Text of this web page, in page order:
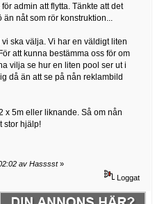
admin att flytta. Tänkte att det
nåt som rör konstruktion...
ska välja. Vi har en väldigt liten
att kunna bestämma oss för om
vilja se hur en liten pool ser ut i
då än att se på nån reklambild
x 5m eller liknande. Så om nån
stor hjälp!
av Hasssst»
Loggat